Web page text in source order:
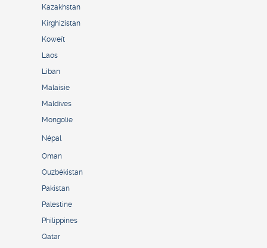
Kazakhstan
Kirghizistan
Koweït
Laos
Liban
Malaisie
Maldives
Mongolie
Népal
Oman
Ouzbékistan
Pakistan
Palestine
Philippines
Qatar